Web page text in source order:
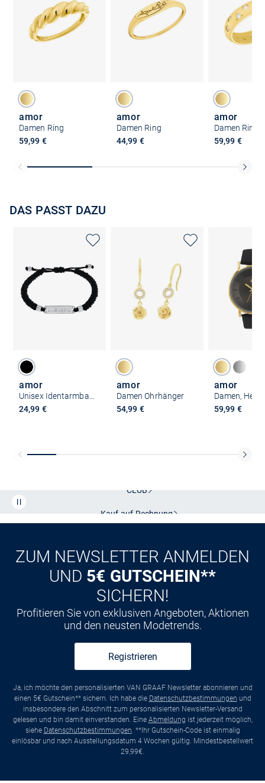
amor
Damen Ring
59,99 €
amor
Damen Ring
44,99 €
amor
Damen Ring
59,99 €
DAS PASST DAZU
amor
24,99 €
amor
Damen Ohrhänger
54,99 €
amor
59,99 €
CLUB
Kauf auf Rechnung
ZUM NEWSLETTER ANMELDEN
UND 5€ GUTSCHEIN**
SICHERN!
Profitieren Sie von exklusiven Angeboten, Aktionen
und den neusten Modetrends.
Registrieren
Ja, ich möchte den personalisierten VAN GRAAF Newsletter abonnieren und
einen 5€ Gutschein** sichern. Ich habe die Datenschutzbestimmungen und
insbesondere den Abschnitt zum personalisierten Newsletter-Versand
gelesen und bin damit einverstanden. Eine Abmeldung ist jederzeit möglich,
siehe Datenschutzbestimmungen. **Ihr Gutschein-Code ist einmalig
einlösbar und nach Ausstellungsdatum 4 Wochen gültig. Mindestbestellwert
29,99€.